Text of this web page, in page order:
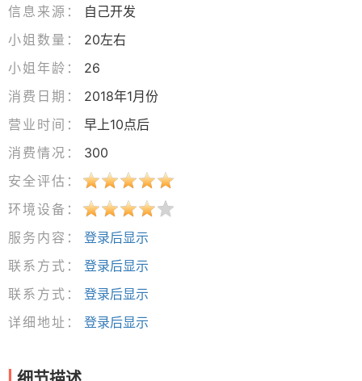
信息来源：
自己开发
小姐数量：
20左右
小姐年龄：
26
消费日期：
2018年1月份
营业时间：
早上10点后
消费情况：
300
安全评估：
环境设备：
服务内容：
登录后显示
联系方式：
登录后显示
联系方式：
登录后显示
详细地址：
登录后显示